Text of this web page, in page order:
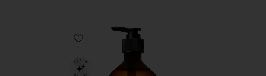
Favorite Sabonete Corporal de Folha de Gerânio